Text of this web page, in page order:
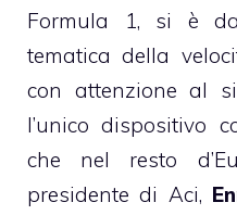
Formula 1, si è
tematica della
con attenzione al
l’unico dispositivo
che nel resto
presidente di Aci,